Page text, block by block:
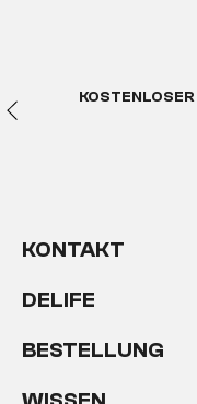
freiem
du dich für eine
edle Oberfläche
hochwertig – fast
KONTAKT
DELIFE
BESTELLUNG